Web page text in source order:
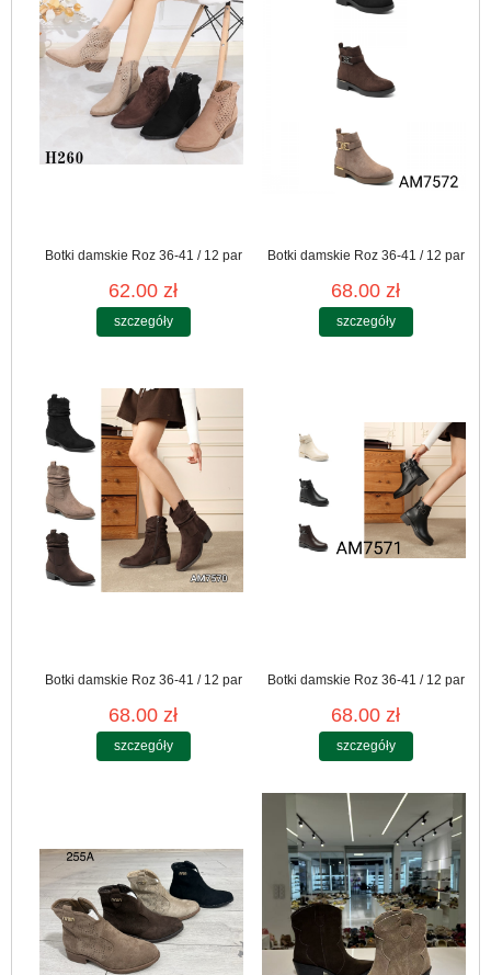
Botki damskie Roz 36-41 / 12 par
62.00 zł
szczegóły
Botki damskie Roz 36-41 / 12 par
68.00 zł
szczegóły
Botki damskie Roz 36-41 / 12 par
68.00 zł
szczegóły
Botki damskie Roz 36-41 / 12 par
68.00 zł
szczegóły